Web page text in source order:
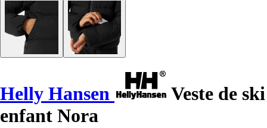
Helly Hansen
Veste de ski
enfant Nora